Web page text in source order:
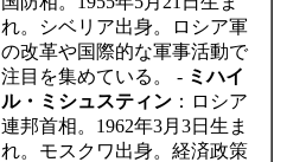
れ。シベリア出身。ロシア軍
の改革や国際的な軍事活動で
注目を集めている。 - ミハイ
ル・ミシュスティン ：ロシア
連邦首相。1962年3月3日生ま
れ。モスクワ出身。経済政策